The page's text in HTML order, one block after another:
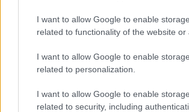
I want to allow Google to enable storage
related to functionality of the website or
I want to allow Google to enable storage
related to personalization.
I want to allow Google to enable storage
related to security, including
ορισμένων βιβλίωνπου
«προσβλητικά». Και σε
φιλελεύθερες πολιτείες, όμως,
απαγορευθεί σε κάποια σχολεία
βιβλιοθήκες βιβλία, με την
φυλετικά προσβλητικού